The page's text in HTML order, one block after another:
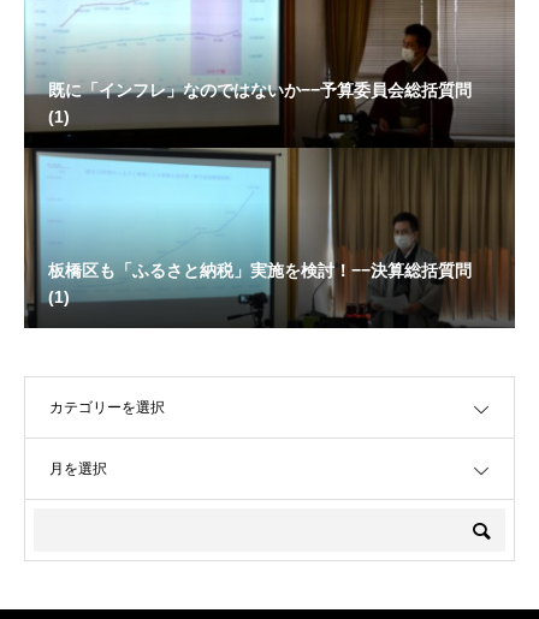
既に「インフレ」なのではないか−−予算委員会総括質問
(1)
板橋区も「ふるさと納税」実施を検討！−−決算総括質問
(1)